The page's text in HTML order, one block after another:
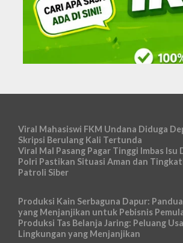
Viral Mahasiswi FKM Undana Diduga
Skripsi Berulang Kali Tertunda
Viral Mal Pasang Pagar Tinggi Imbas Isu
Polri Pastikan Situasi Aman dan
Patroli Siber
Produksi Kain Serbaguna Dapur:
yang Menjanjikan untuk Pebisnis
Produksi Tas Belanja Jaring: Peluang
Lingkungan yang Menjanjikan